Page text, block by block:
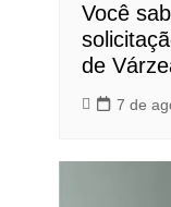
Você
de
7 de